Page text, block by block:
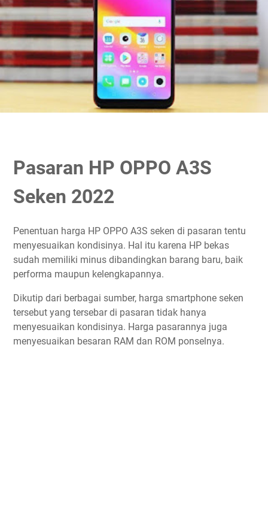
Pasaran HP OPPO A3S
Seken 2022
Penentuan harga HP OPPO A3S seken di pasaran tentu
menyesuaikan kondisinya. Hal itu karena HP bekas
sudah memiliki minus dibandingkan barang baru, baik
performa maupun kelengkapannya.
Dikutip dari berbagai sumber, harga smartphone seken
tersebut yang tersebar di pasaran tidak hanya
menyesuaikan kondisinya. Harga pasarannya juga
menyesuaikan besaran RAM dan ROM ponselnya.